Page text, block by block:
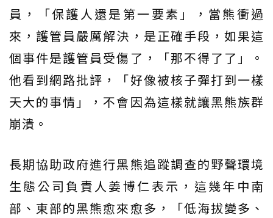
員，「保護人還是第一要素」，當熊衝過
來，護管員嚴厲解決，是正確手段，如果這
個事件是護管員受傷了，「那不得了了」。
他看到網路批評，「好像被核子彈打到一樣
天大的事情」，不會因為這樣就讓黑熊族群
崩潰。
長期協助政府進行黑熊追蹤調查的野聲環境
生態公司負責人姜博仁表示，這幾年中南
部、東部的黑熊愈來愈多，「低海拔變多、